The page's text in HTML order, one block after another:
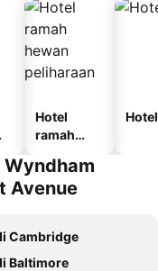
Hotel
ramah
peliharaan
Avenue
Cambridge
Baltimore